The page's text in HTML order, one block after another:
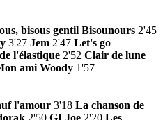
bisous gentil Bisounours 2'45
3'27 Jem 2'47 Let's go
l'élastique 2'52 Clair de lune
ami Woody 1'57
l'amour 3'18 La chanson de
2'50 GI Joe 2'20 Les